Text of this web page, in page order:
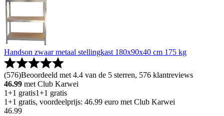
Handson zwaar metaal stellingkast 180x90x40 cm 175 kg
(576)Beoordeeld met 4.4 van de 5 sterren, 576 klantreviews
46.99 met Club Karwei
1+1 gratis1+1 gratis
1+1 gratis, voordeelprijs: 46.99 euro met Club Karwei
46.99